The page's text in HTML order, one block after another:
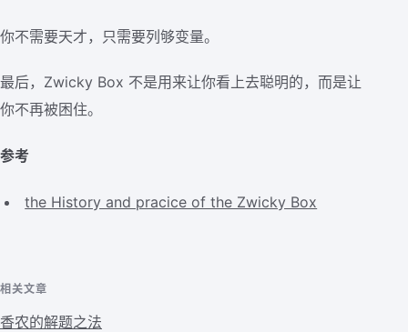
你不需要天才，只需要列够变量。
最后，Zwicky Box 不是用来让你看上去聪明的，而是让
你不再被困住。
参考
the History and pracice of the Zwicky Box
相关文章
香农的解题之法